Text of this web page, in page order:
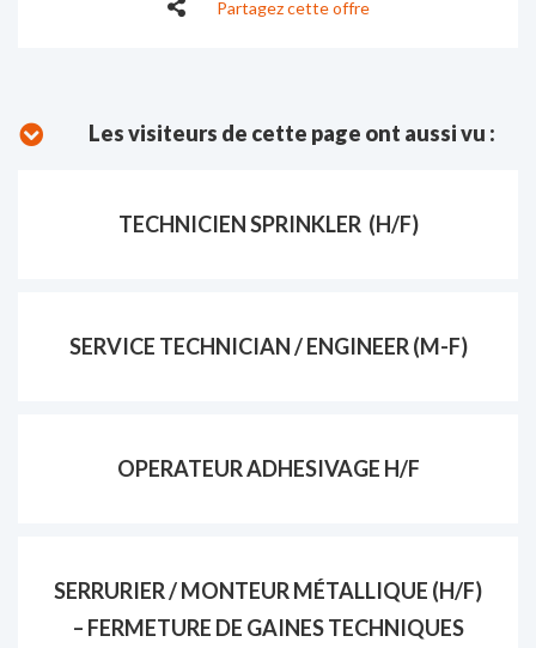
Partagez cette offre
Les visiteurs de cette page ont aussi vu :
TECHNICIEN SPRINKLER (H/F)
SERVICE TECHNICIAN / ENGINEER (M-F)
OPERATEUR ADHESIVAGE H/F
SERRURIER / MONTEUR MÉTALLIQUE (H/F)
– FERMETURE DE GAINES TECHNIQUES